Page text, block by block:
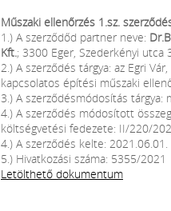
Műszaki ellenőrzés 1.sz.
1.) A szerződőd partner neve:
Kft.; 3300 Eger, Szederkényi utca
2.) A szerződés tárgya: az Egri
kapcsolatos építési műszaki
3.) A szerződésmódosítás tárgya:
4.) A szerződés módosított
költségvetési fedezete: II/220/
4.) A szerződés kelte: 2021.06.01.
5.) Hivatkozási száma: 5355/2021
Letölthető dokumentum